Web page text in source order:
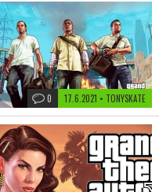
17.6.2021 • TONYSKATE
0